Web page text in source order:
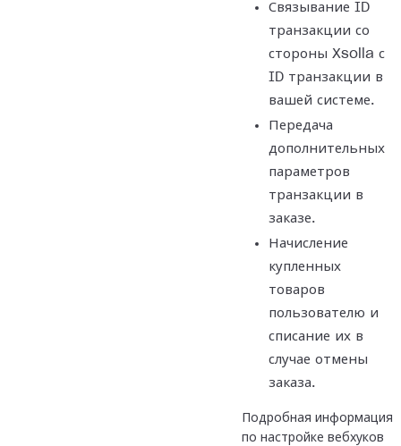
Связывание ID
транзакции со
стороны Xsolla с
ID транзакции в
вашей системе.
Передача
дополнительных
параметров
транзакции в
заказе.
Начисление
купленных
товаров
пользователю и
списание их в
случае отмены
заказа.
Подробная информация
по настройке вебхуков